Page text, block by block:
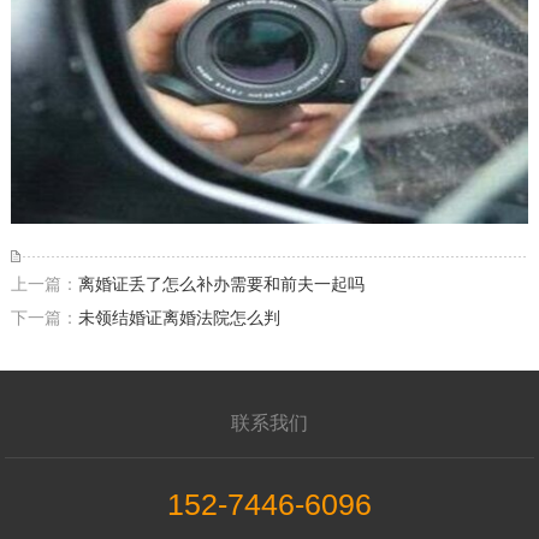
上一篇： 离婚证丢了怎么补办需要和前夫一起吗
下一篇： 未领结婚证离婚法院怎么判
联系我们
152-7446-6096